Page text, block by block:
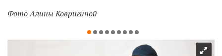
Фото Алины Ковригиной